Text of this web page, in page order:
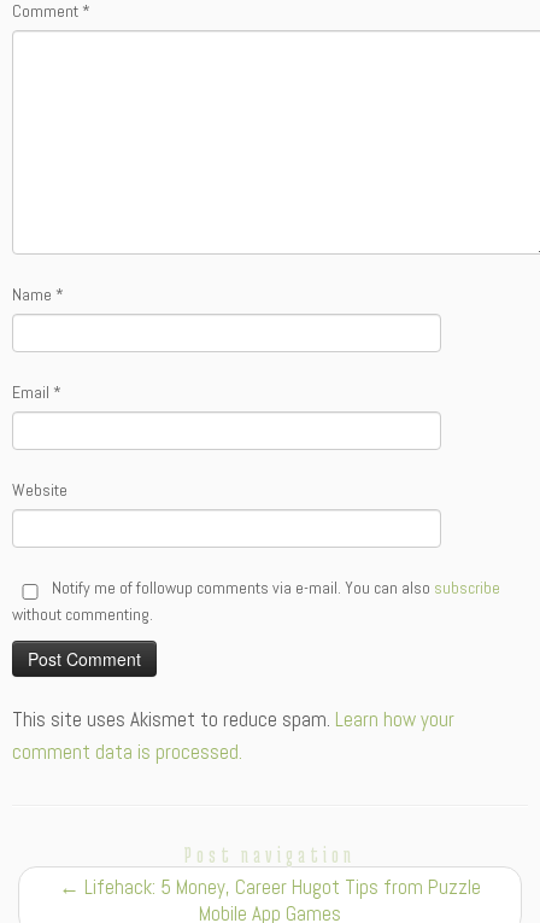
Comment *
Name *
Email *
Website
Notify me of followup comments via e-mail. You can also subscribe
without commenting.
This site uses Akismet to reduce spam. Learn how your
comment data is processed.
Post navigation
← Lifehack: 5 Money, Career Hugot Tips from Puzzle
Mobile App Games